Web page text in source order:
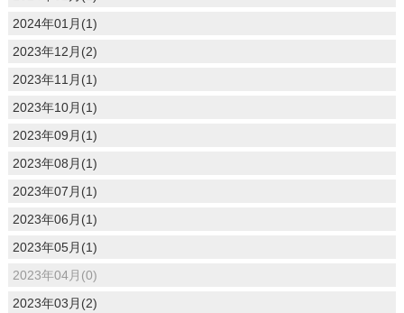
2024年01月(1)
2023年12月(2)
2023年11月(1)
2023年10月(1)
2023年09月(1)
2023年08月(1)
2023年07月(1)
2023年06月(1)
2023年05月(1)
2023年04月(0)
2023年03月(2)